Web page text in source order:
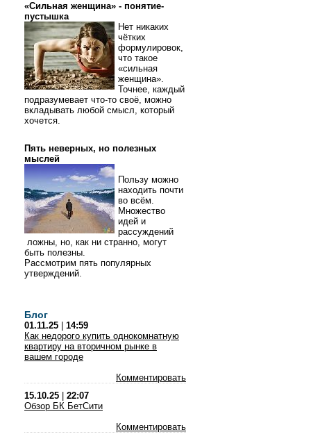
«Сильная женщина» - понятие-
пустышка
Нет никаких
чётких
формулировок,
что такое
«сильная
женщина».
Точнее, каждый
подразумевает что-то своё, можно
вкладывать любой смысл, который
хочется.
Пять неверных, но полезных
мыслей
Пользу можно
находить почти
во всём.
Множество
идей и
рассуждений
ложны, но, как ни странно, могут
быть полезны.
Рассмотрим пять популярных
утверждений.
Блог
01.11.25
14:59
Как недорого купить однокомнатную
квартиру на вторичном рынке в
вашем городе
Комментировать
15.10.25
22:07
Обзор БК БетСити
Комментировать